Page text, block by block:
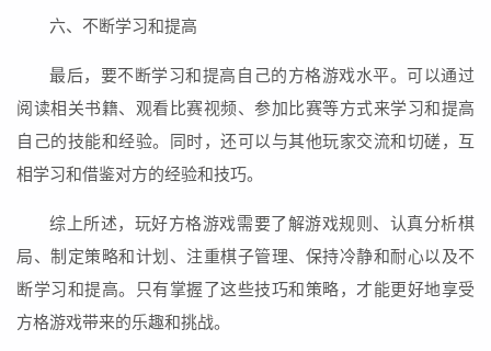
六、不断学习和提高
最后，要不断学习和提高自己的方格游戏水平。可以通过
阅读相关书籍、观看比赛视频、参加比赛等方式来学习和提高
自己的技能和经验。同时，还可以与其他玩家交流和切磋，互
相学习和借鉴对方的经验和技巧。
综上所述，玩好方格游戏需要了解游戏规则、认真分析棋
局、制定策略和计划、注重棋子管理、保持冷静和耐心以及不
断学习和提高。只有掌握了这些技巧和策略，才能更好地享受
方格游戏带来的乐趣和挑战。